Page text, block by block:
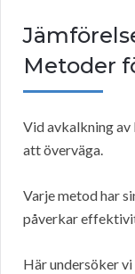
Metoder
Vid avkalkning
att överväga.
Varje metod har
påverkar
Här undersöker